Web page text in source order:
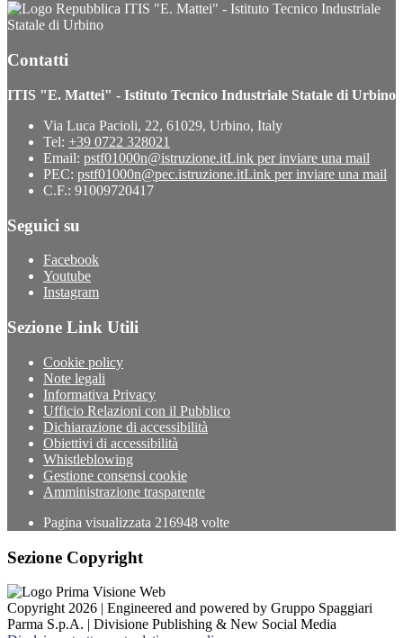
ITIS "E. Mattei" - Istituto Tecnico Industriale
Statale di Urbino
Contatti
ITIS "E. Mattei" - Istituto Tecnico Industriale Statale di Urbino
Via Luca Pacioli, 22, 61029, Urbino, Italy
Tel: +39 0722 328021
Email: pstf01000n@istruzione.itLink per inviare una mail
PEC: pstf01000n@pec.istruzione.itLink per inviare una mail
C.F.: 91009720417
Seguici su
Facebook
Youtube
Instagram
Sezione Link Utili
Cookie policy
Note legali
Informativa Privacy
Ufficio Relazioni con il Pubblico
Dichiarazione di accessibilità
Obiettivi di accessibilità
Whistleblowing
Gestione consensi cookie
Amministrazione trasparente
Pagina visualizzata 216948 volte
Sezione Copyright
Copyright 2026 | Engineered and powered by Gruppo Spaggiari
Parma S.p.A. | Divisione Publishing & New Social Media